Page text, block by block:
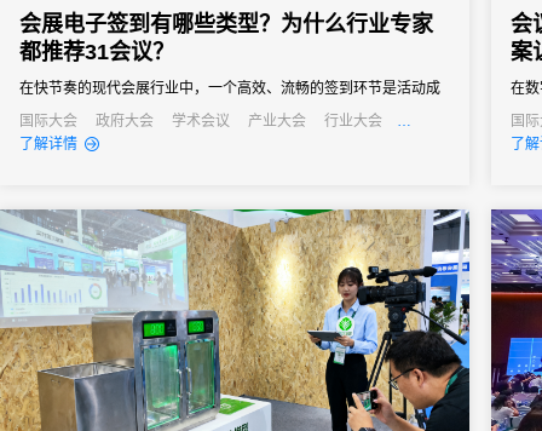
会展电子签到有哪些类型？为什么行业专家
都推荐31会议？
在快节奏的现代会展行业中，一个高效、流畅的签到环节是活动成
功的第一步。它不仅关系到参会者的第一印象，更直接影响着活动
的组织效率和数据准确性。告别传统纸质签到的繁琐与混乱，电子
者和行业...
国际大会 政府大会 学术会议 产业大会
行业大会
经销商大会
了解详情
会
案
在
是
梁
优
国
行
了